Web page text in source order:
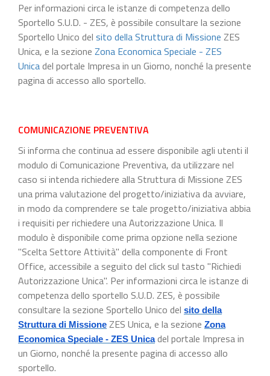
Per informazioni circa le istanze di competenza dello
Sportello S.U.D. - ZES, è possibile consultare la sezione
Sportello Unico del sito della Struttura di Missione ZES
Unica, e la sezione Zona Economica Speciale - ZES
Unicadel portale Impresa in un Giorno, nonché la presente
pagina di accesso allo sportello.
COMUNICAZIONE PREVENTIVA
Si informa che continua ad essere disponibile agli utenti il
modulo di Comunicazione Preventiva, da utilizzare nel
caso si intenda richiedere alla Struttura di Missione ZES
una prima valutazione del progetto/iniziativa da avviare,
in modo da comprendere se tale progetto/iniziativa abbia
i requisiti per richiedere una Autorizzazione Unica. Il
modulo è disponibile come prima opzione nella sezione
"Scelta Settore Attività" della componente di Front
Office, accessibile a seguito del click sul tasto "Richiedi
Autorizzazione Unica". Per informazioni circa le istanze di
competenza dello sportello S.U.D. ZES, è possibile
consultare la sezione Sportello Unico del sito della
Struttura di Missione ZES Unica, e la sezione Zona
Economica Speciale - ZES Unicadel portale Impresa in
un Giorno, nonché la presente pagina di accesso allo
sportello.